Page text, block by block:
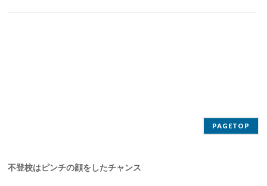
PAGETOP
不登校はピンチの顔をしたチャンス